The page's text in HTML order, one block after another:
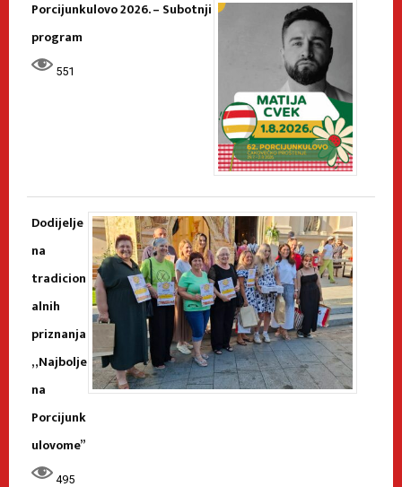
Porcijunkulovo 2026. – Subotnji
program
551
Dodijelje
na
tradicion
alnih
priznanja
„Najbolje
na
Porcijunk
ulovome”
495